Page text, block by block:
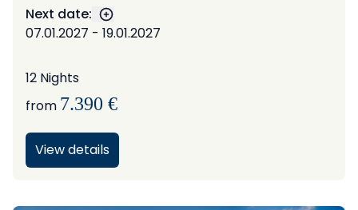
Next date:
Show more dates
07.01.2027 - 19.01.2027
12 Nights
from 7.390 €
View details